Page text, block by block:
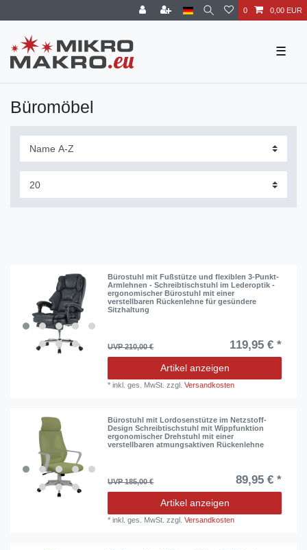
0 0,00 EUR
☰
Büromöbel
Bürostuhl mit Fußstütze und flexiblen 3-Punkt-
Armlehnen - Schreibtischstuhl im Lederoptik -
ergonomischer Bürostuhl mit einer
verstellbaren Rückenlehne für gesündere
Sitzhaltung
UVP 210,00 € 119,95 € *
Artikel anzeigen
*inkl. ges. MwSt. zzgl.Versandkosten
Bürostuhl mit Lordosenstütze im Netzstoff-
Design Schreibtischstuhl mit Wippfunktion
ergonomischer Drehstuhl mit einer
verstellbaren atmungsaktiven Rückenlehne
UVP 185,00 € 89,95 € *
Artikel anzeigen
*inkl. ges. MwSt. zzgl.Versandkosten